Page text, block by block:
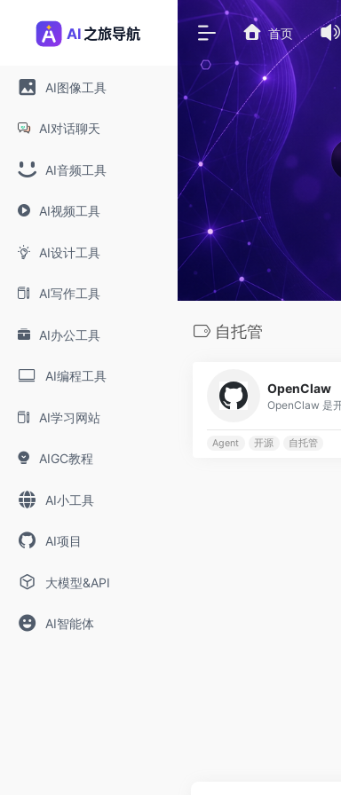
AI图像工具
AI对话聊天
AI音频工具
AI视频工具
AI设计工具
AI写作工具
AI办公工具
AI编程工具
AI学习网站
AIGC教程
AI小工具
AI项目
大模型&API
AI智能体
首页
自托管
OpenClaw
Agent 开源 自托管